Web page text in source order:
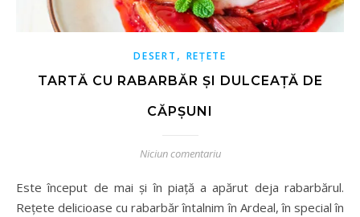
DESERT , REȚETE
TARTĂ CU RABARBĂR ȘI DULCEAȚĂ DE
CĂPȘUNI
Niciun comentariu
Este început de mai și în piață a apărut deja rabarbărul.
Rețete delicioase cu rabarbăr întalnim în Ardeal, în special în